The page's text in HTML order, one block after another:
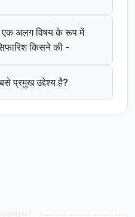
एक अलग विषय के रूप में
किसने की -
प्रमुख उद्देश्य है?